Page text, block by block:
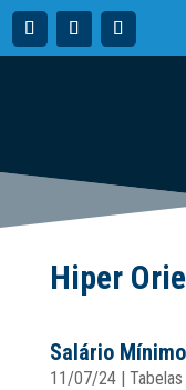
Hiper
Salário Mínimo
11/07/24| Tabelas